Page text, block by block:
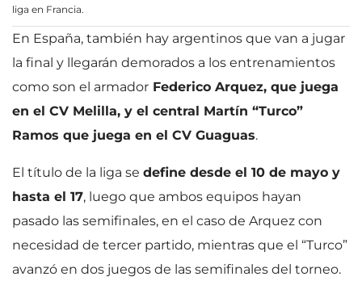
liga en Francia.
En España, también hay argentinos que van a jugar
la final y llegarán demorados a los entrenamientos
como son el armador Federico Arquez, que juega
en el CV Melilla, y el central Martín “Turco”
Ramos que juega en el CV Guaguas.
El título de la liga se define desde el 10 de mayo y
hasta el 17, luego que ambos equipos hayan
pasado las semifinales, en el caso de Arquez con
necesidad de tercer partido, mientras que el “Turco”
avanzó en dos juegos de las semifinales del torneo.